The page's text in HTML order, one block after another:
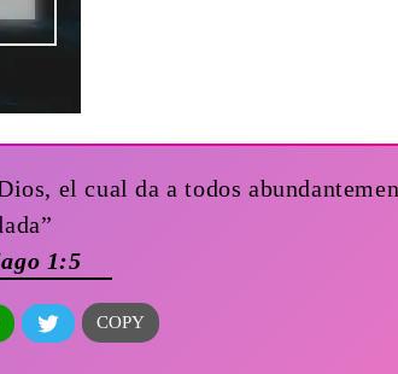
el cual da a todos
1:5